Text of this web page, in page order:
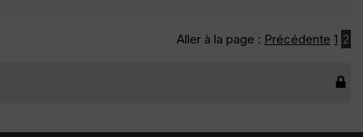
Aller à la page : Précédente 1 2